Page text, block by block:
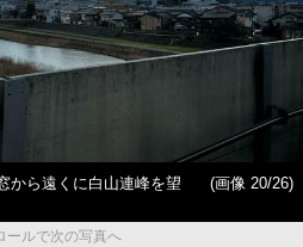
から遠くに白山連峰を望
(画像 20/26)
ールで次の写真へ